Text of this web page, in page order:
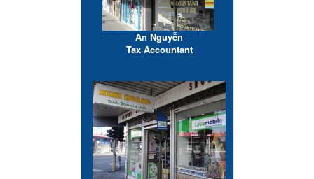
An Nguyễn
Tax Accountant